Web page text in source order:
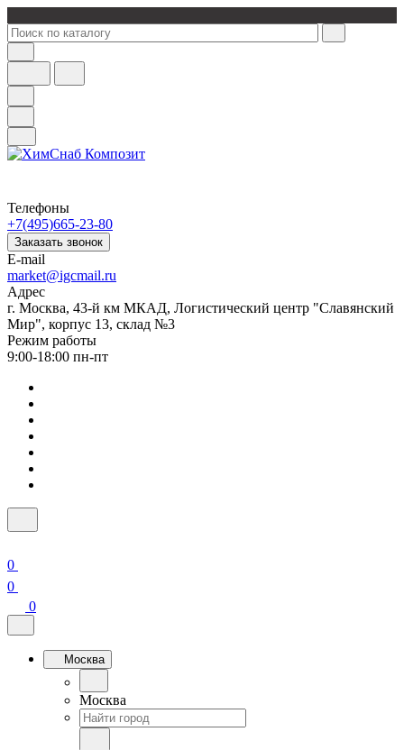
Телефоны
+7(495)665-23-80
Заказать звонок
E-mail
market@igcmail.ru
Адрес
г. Москва, 43-й км МКАД, Логистический центр "Славянский
Мир", корпус 13, склад №3
Режим работы
9:00-18:00 пн-пт
0
0
0
Москва
Москва